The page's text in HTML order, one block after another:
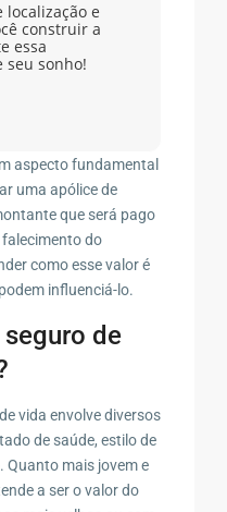
localização e
construir a
essa
sonho!
aspecto fundamental
uma apólice de
que será pago
do
como esse valor é
influenciá-lo.
de
vida envolve diversos
de saúde, estilo de
Quanto mais jovem e
a ser o valor do